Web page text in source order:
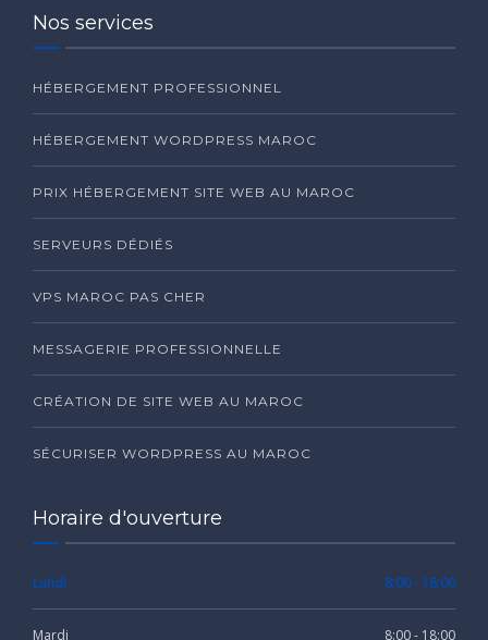
Nos services
HÉBERGEMENT PROFESSIONNEL
HÉBERGEMENT WORDPRESS MAROC
PRIX HÉBERGEMENT SITE WEB AU MAROC
SERVEURS DÉDIÉS
VPS MAROC PAS CHER
MESSAGERIE PROFESSIONNELLE
CRÉATION DE SITE WEB AU MAROC
SÉCURISER WORDPRESS AU MAROC
Horaire d'ouverture
Lundi 8:00 - 18:00
Mardi 8:00 - 18:00